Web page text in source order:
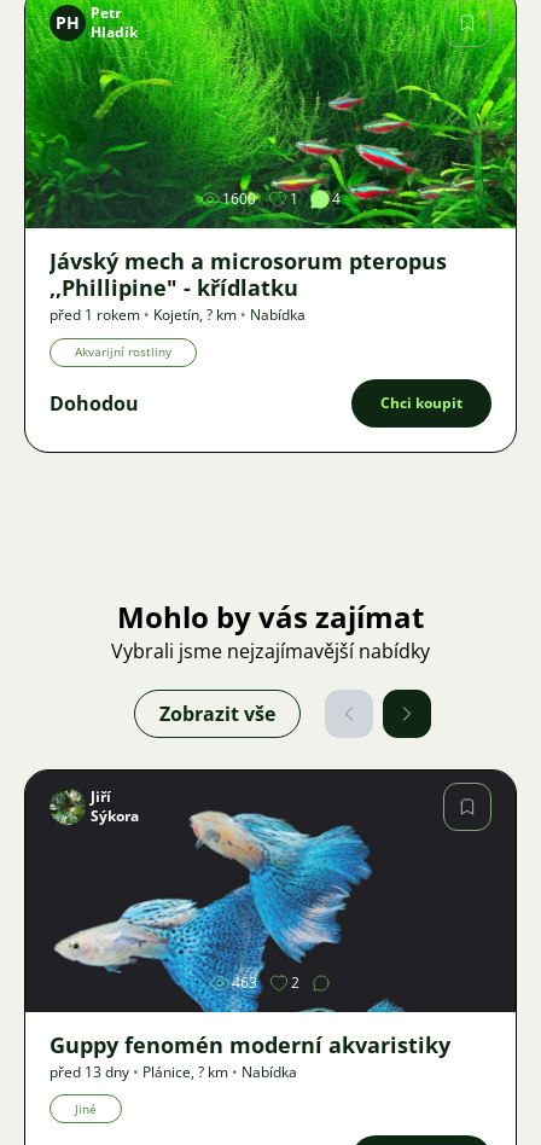
Obrázek
PH Petr
Hladík
1600 1 4
Jávský mech a microsorum pteropus
,,Phillipine" - křídlatku
před 1 rokem • Kojetín,? km • Nabídka
Akvarijní rostliny
Dohodou Chci koupit
Mohlo by vás zajímat
Vybrali jsme nejzajímavější nabídky
Zobrazit vše
Obrázek
Jiří
Sýkora
463 2
Guppy fenomén moderní akvaristiky
před 13 dny • Plánice,? km • Nabídka
Jiné